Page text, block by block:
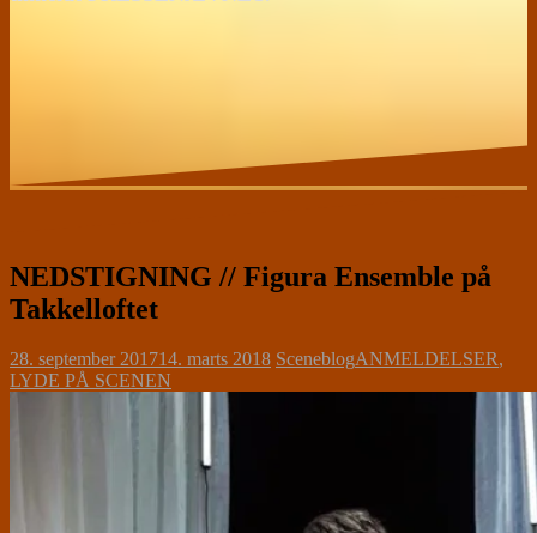
NEDSTIGNING // Figura Ensemble på
Takkelloftet
28. september 201714. marts 2018 SceneblogANMELDELSER,
LYDE PÅ SCENEN